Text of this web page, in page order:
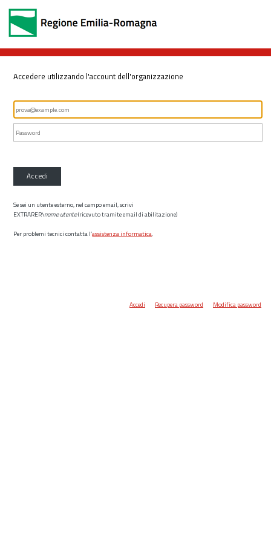
Accedere utilizzando l'account dell'organizzazione
Accedi
Se sei un utente esterno, nel campo email, scrivi
EXTRARER\nome utente(ricevuto tramite email di abilitazione)
Per problemi tecnici contatta l’assistenza informatica.
Accedi Recupera password Modifica password